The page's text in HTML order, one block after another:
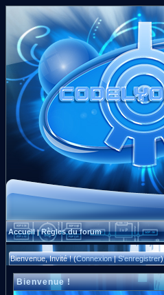
Accueil|Règles du forum
Bienvenue, Invité ! (Connexion|S'enregistrer)
Bienvenue !